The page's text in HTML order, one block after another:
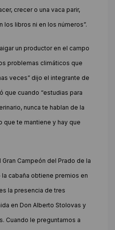
crecer o una vaca parir,
los libros ni en los números”.
un productor en el campo
problemas climáticos que
veces” dijo el integrante de
que cuando “estudias para
nunca te hablan de la
que te mantiene y hay que
Campeón del Prado de la
cabaña obtiene premios en
la presencia de tres
en Don Alberto Stolovas y
Cuando le preguntamos a